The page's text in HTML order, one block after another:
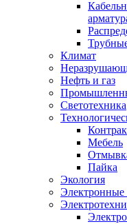
Климат
Нефть и газ
Светотехника
Мебель
Пайка
Экология